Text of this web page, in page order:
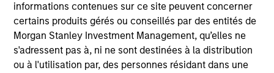
informations contenues sur ce site peuvent concerner
certains produits gérés ou conseillés par des entités de
Morgan Stanley Investment Management, qu’elles ne
s'adressent pas à, ni ne sont destinées à la distribution
ou à l'utilisation par, des personnes résidant dans une
The final portfolio is designed to have a modest tracking
error and align closely with the Russell 1000 Index in
terms of industry, sector, style and company size.